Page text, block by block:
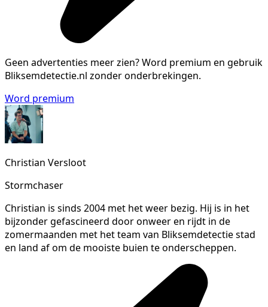
Geen advertenties meer zien?Word premium en gebruik
Bliksemdetectie.nl zonder onderbrekingen.
Word premium
Christian Versloot
Stormchaser
Christian is sinds 2004 met het weer bezig. Hij is in het
bijzonder gefascineerd door onweer en rijdt in de
zomermaanden met het team van Bliksemdetectie stad
en land af om de mooiste buien te onderscheppen.